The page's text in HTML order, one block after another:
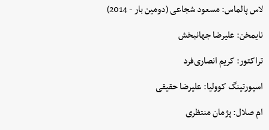
لاس پالماس: مسعود شجاعی (دومین بار - 2014)
نایمخن: علیرضا جهانبخش
تراکتور: کریم انصاری‌فرد
اسپورتینگ کوولیا: علیرضا حقیقی
ام صلال: پژمان منتظری